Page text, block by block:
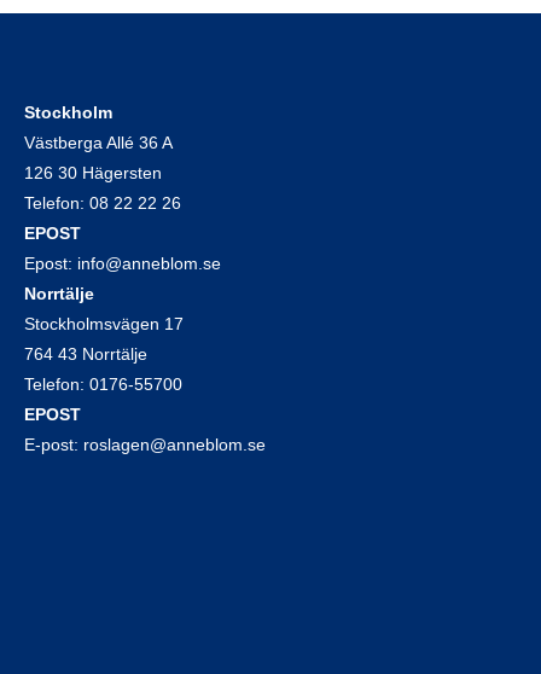
Stockholm
Västberga Allé 36 A
126 30 Hägersten
Telefon: 08 22 22 26
EPOST
Epost: info@anneblom.se
Norrtälje
Stockholmsvägen 17
764 43 Norrtälje
Telefon: 0176-55700
EPOST
E-post: roslagen@anneblom.se